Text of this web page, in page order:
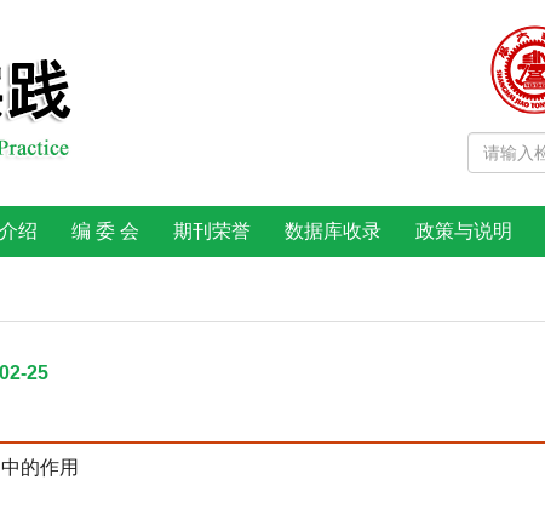
绍 编 委 会 期刊荣誉 数据库收录 政策与说明
25
的作用